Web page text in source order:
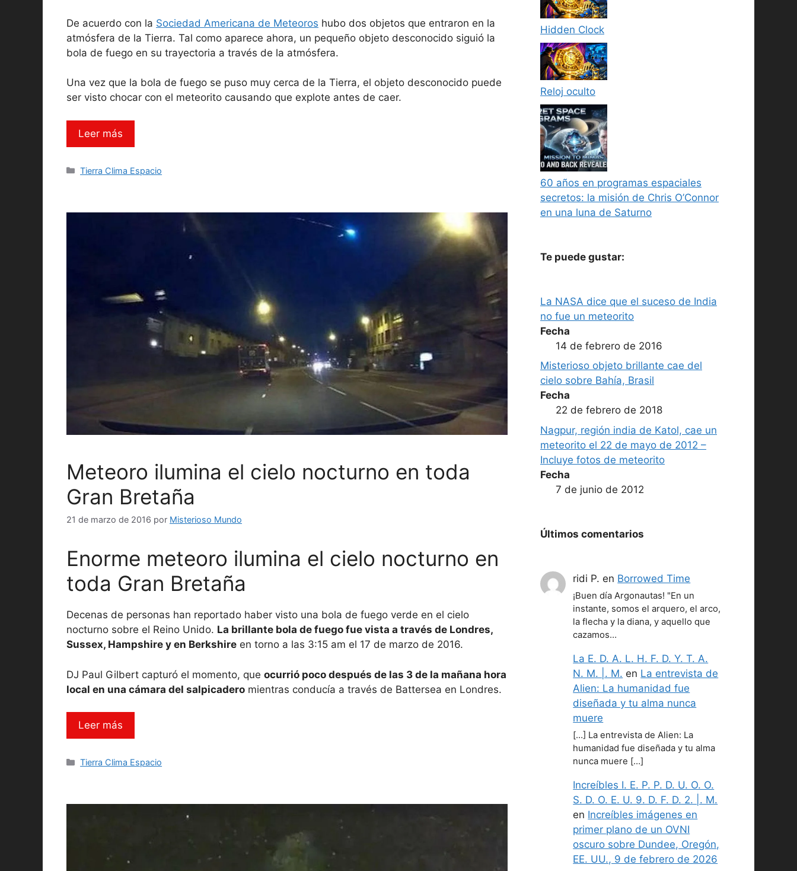
De acuerdo con la Sociedad Americana de Meteoros hubo dos objetos que entraron en la
atmósfera de la Tierra. Tal como aparece ahora, un pequeño objeto desconocido siguió la
bola de fuego en su trayectoria a través de la atmósfera.
Una vez que la bola de fuego se puso muy cerca de la Tierra, el objeto desconocido puede
ser visto chocar con el meteorito causando que explote antes de caer.
Leer más
Categorías
Tierra Clima Espacio
Meteoro ilumina el cielo nocturno en toda
Gran Bretaña
21 de marzo de 2016 por Misterioso Mundo
Enorme meteoro ilumina el cielo nocturno en
toda Gran Bretaña
Decenas de personas han reportado haber visto una bola de fuego verde en el cielo
nocturno sobre el Reino Unido. La brillante bola de fuego fue vista a través de Londres,
Sussex, Hampshire y en Berkshire en torno a las 3:15 am el 17 de marzo de 2016.
DJ Paul Gilbert capturó el momento, que ocurrió poco después de las 3 de la mañana hora
local en una cámara del salpicadero mientras conducía a través de Battersea en Londres.
Leer más
Categorías
Tierra Clima Espacio
Hidden Clock
Reloj oculto
60 años en programas espaciales
secretos: la misión de Chris O’Connor
en una luna de Saturno
Te puede gustar:
La NASA dice que el suceso de India
no fue un meteorito
Fecha
14 de febrero de 2016
Misterioso objeto brillante cae del
cielo sobre Bahía, Brasil
Fecha
22 de febrero de 2018
Nagpur, región india de Katol, cae un
meteorito el 22 de mayo de 2012 –
Incluye fotos de meteorito
Fecha
7 de junio de 2012
Últimos comentarios
ridi P. en Borrowed Time
¡Buen día Argonautas! "En un
instante, somos el arquero, el arco,
la flecha y la diana, y aquello que
cazamos…
La E. D. A. L. H. F. D. Y. T. A.
N. M. |. M. en La entrevista de
Alien: La humanidad fue
diseñada y tu alma nunca
muere
[…] La entrevista de Alien: La
humanidad fue diseñada y tu alma
nunca muere […]
Increíbles I. E. P. P. D. U. O. O.
S. D. O. E. U. 9. D. F. D. 2. |. M.
en Increíbles imágenes en
primer plano de un OVNI
oscuro sobre Dundee, Oregón,
EE. UU., 9 de febrero de 2026